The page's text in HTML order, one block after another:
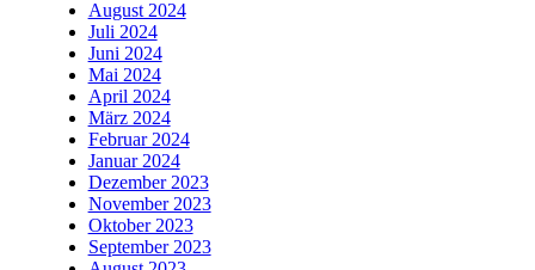
August 2024
Juli 2024
Juni 2024
Mai 2024
April 2024
März 2024
Februar 2024
Januar 2024
Dezember 2023
November 2023
Oktober 2023
September 2023